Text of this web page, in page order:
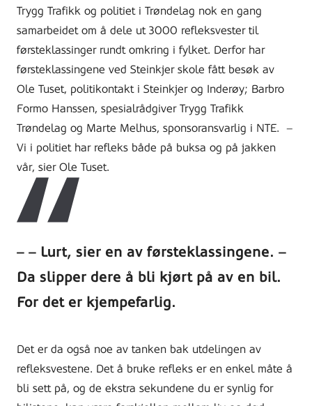
Trygg Trafikk og politiet i Trøndelag nok en gang
samarbeidet om å dele ut 3000 refleksvester til
førsteklassinger rundt omkring i fylket. Derfor har
førsteklassingene ved Steinkjer skole fått besøk av
Ole Tuset, politikontakt i Steinkjer og Inderøy; Barbro
Formo Hanssen, spesialrådgiver Trygg Trafikk
Trøndelag og Marte Melhus, sponsoransvarlig i NTE. –
Vi i politiet har refleks både på buksa og på jakken
vår, sier Ole Tuset.
– Lurt, sier en av førsteklassingene. –
Da slipper dere å bli kjørt på av en bil.
For det er kjempefarlig.
Det er da også noe av tanken bak utdelingen av
refleksvestene. Det å bruke refleks er en enkel måte å
bli sett på, og de ekstra sekundene du er synlig for